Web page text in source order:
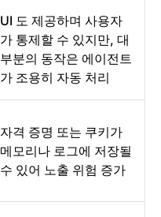
UI 도 제공하며 사용자
가 통제할 수 있지만, 대
부분의 동작은 에이전트
가 조용히 자동 처리
자격 증명 또는 쿠키가
메모리나 로그에 저장될
수 있어 노출 위험 증가